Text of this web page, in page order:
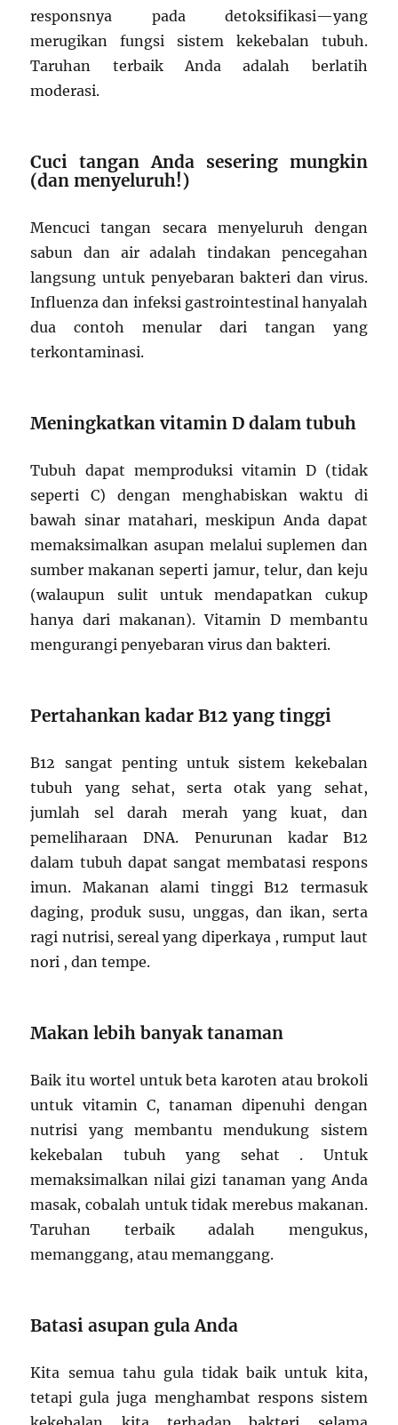
responsnya pada detoksifikasi—yang
merugikan fungsi sistem kekebalan tubuh.
Taruhan terbaik Anda adalah berlatih
moderasi.
Cuci tangan Anda sesering mungkin
(dan menyeluruh!)
Mencuci tangan secara menyeluruh dengan
sabun dan air adalah tindakan pencegahan
langsung untuk penyebaran bakteri dan virus.
Influenza dan infeksi gastrointestinal hanyalah
dua contoh menular dari tangan yang
terkontaminasi.
Meningkatkan vitamin D dalam tubuh
Tubuh dapat memproduksi vitamin D (tidak
seperti C) dengan menghabiskan waktu di
bawah sinar matahari, meskipun Anda dapat
memaksimalkan asupan melalui suplemen dan
sumber makanan seperti jamur, telur, dan keju
(walaupun sulit untuk mendapatkan cukup
hanya dari makanan). Vitamin D membantu
mengurangi penyebaran virus dan bakteri.
Pertahankan kadar B12 yang tinggi
B12 sangat penting untuk sistem kekebalan
tubuh yang sehat, serta otak yang sehat,
jumlah sel darah merah yang kuat, dan
pemeliharaan DNA. Penurunan kadar B12
dalam tubuh dapat sangat membatasi respons
imun. Makanan alami tinggi B12 termasuk
daging, produk susu, unggas, dan ikan, serta
ragi nutrisi, sereal yang diperkaya , rumput laut
nori , dan tempe.
Makan lebih banyak tanaman
Baik itu wortel untuk beta karoten atau brokoli
untuk vitamin C, tanaman dipenuhi dengan
nutrisi yang membantu mendukung sistem
kekebalan tubuh yang sehat . Untuk
memaksimalkan nilai gizi tanaman yang Anda
masak, cobalah untuk tidak merebus makanan.
Taruhan terbaik adalah mengukus,
memanggang, atau memanggang.
Batasi asupan gula Anda
Kita semua tahu gula tidak baik untuk kita,
tetapi gula juga menghambat respons sistem